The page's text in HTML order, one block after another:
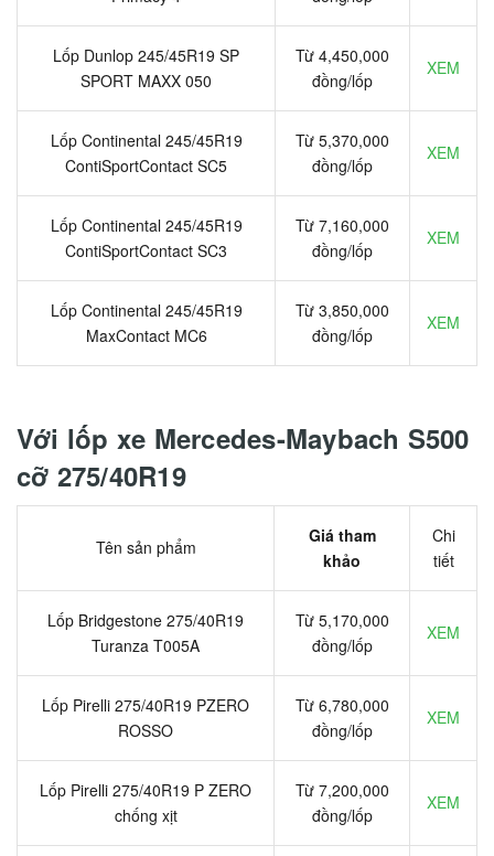
Lốp Dunlop 245/45R19 SP
SPORT MAXX 050
Từ 4,450,000
đồng/lốp
XEM
Lốp Continental 245/45R19
ContiSportContact SC5
Từ 5,370,000
đồng/lốp
XEM
Lốp Continental 245/45R19
ContiSportContact SC3
Từ 7,160,000
đồng/lốp
XEM
Lốp Continental 245/45R19
MaxContact MC6
Từ 3,850,000
đồng/lốp
XEM
Với lốp xe Mercedes-Maybach S500
cỡ 275/40R19
Tên sản phẩm
Giá tham
khảo
Chi
tiết
Lốp Bridgestone 275/40R19
Turanza T005A
Từ 5,170,000
đồng/lốp
XEM
Lốp Pirelli 275/40R19 PZERO
ROSSO
Từ 6,780,000
đồng/lốp
XEM
Lốp Pirelli 275/40R19 P ZERO
chống xịt
Từ 7,200,000
đồng/lốp
XEM